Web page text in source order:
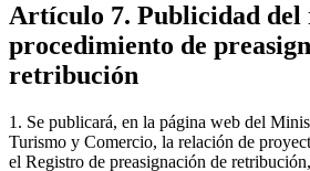
Artículo 7. Publicidad del
procedimiento de
retribución
1. Se publicará, en la página web del
Turismo y Comercio, la relación de
el Registro de preasignación de